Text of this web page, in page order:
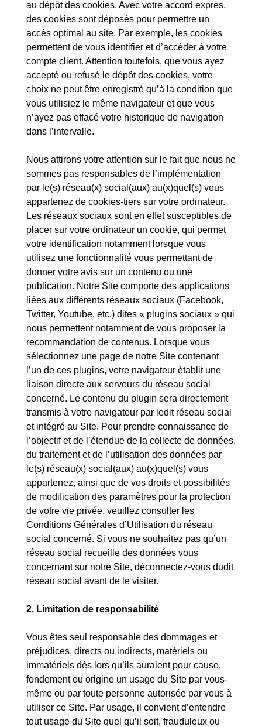
au dépôt des cookies. Avec votre accord exprès,
des cookies sont déposés pour permettre un
accès optimal au site. Par exemple, les cookies
permettent de vous identifier et d’accéder à votre
compte client. Attention toutefois, que vous ayez
accepté ou refusé le dépôt des cookies, votre
choix ne peut être enregistré qu’à la condition que
vous utilisiez le même navigateur et que vous
n’ayez pas effacé votre historique de navigation
dans l’intervalle.
Nous attirons votre attention sur le fait que nous ne
sommes pas responsables de l’implémentation
par le(s) réseau(x) social(aux) au(x)quel(s) vous
appartenez de cookies-tiers sur votre ordinateur.
Les réseaux sociaux sont en effet susceptibles de
placer sur votre ordinateur un cookie, qui permet
votre identification notamment lorsque vous
utilisez une fonctionnalité vous permettant de
donner votre avis sur un contenu ou une
publication. Notre Site comporte des applications
liées aux différents réseaux sociaux (Facebook,
Twitter, Youtube, etc.) dites « plugins sociaux » qui
nous permettent notamment de vous proposer la
recommandation de contenus. Lorsque vous
sélectionnez une page de notre Site contenant
l’un de ces plugins, votre navigateur établit une
liaison directe aux serveurs du réseau social
concerné. Le contenu du plugin sera directement
transmis à votre navigateur par ledit réseau social
et intégré au Site. Pour prendre connaissance de
l’objectif et de l’étendue de la collecte de données,
du traitement et de l’utilisation des données par
le(s) réseau(x) social(aux) au(x)quel(s) vous
appartenez, ainsi que de vos droits et possibilités
de modification des paramètres pour la protection
de votre vie privée, veuillez consulter les
Conditions Générales d’Utilisation du réseau
social concerné. Si vous ne souhaitez pas qu’un
réseau social recueille des données vous
concernant sur notre Site, déconnectez-vous dudit
réseau social avant de le visiter.
2. Limitation de responsabilité
Vous êtes seul responsable des dommages et
préjudices, directs ou indirects, matériels ou
immatériels dès lors qu’ils auraient pour cause,
fondement ou origine un usage du Site par vous-
même ou par toute personne autorisée par vous à
utiliser ce Site. Par usage, il convient d’entendre
tout usage du Site quel qu’il soit, frauduleux ou